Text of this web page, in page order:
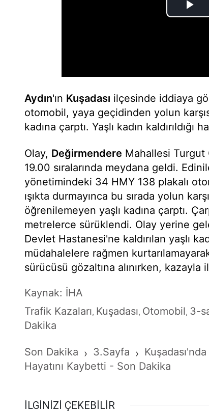
Aydın'ın Kuşadası ilçesinde iddiaya
otomobil, yaya geçidinden yolun
kadına çarptı. Yaşlı kadın kaldırıldığı
Olay, Değirmendere Mahallesi Turgut
19.00 sıralarında meydana geldi.
yönetimindeki 34 HMY 138 plakalı
ışıkta durmayınca bu sırada yolun
öğrenilemeyen yaşlı kadına çarptı.
metrelerce sürüklendi. Olay yerine
Devlet Hastanesi'ne kaldırılan yaşlı
müdahalelere rağmen
sürücüsü gözaltına alınırken,
Kaynak: İHA
Trafik Kazaları, Kuşadası, Otomobil, 3-
Dakika
Son Dakika › 3.Sayfa ›
Hayatını Kaybetti - Son Dakika